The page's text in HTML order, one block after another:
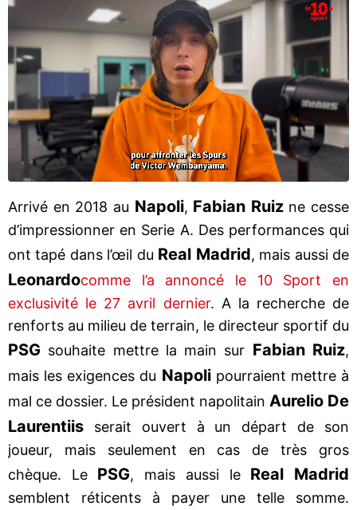
Arrivé en 2018 au Napoli, Fabian Ruizne cesse
d’impressionner en Serie A. Des performances qui
ont tapé dans l’œil du Real Madrid, mais aussi de
Leonardocomme l’a annoncé le 10 Sport en
exclusivité le 27 avril dernier. A la recherche de
renforts au milieu de terrain, le directeur sportif du
PSG souhaite mettre la main sur Fabian Ruiz,
mais les exigences du Napolipourraient mettre à
mal ce dossier. Le président napolitain Aurelio De
Laurentiis serait ouvert à un départ de son
joueur, mais seulement en cas de très gros
chèque. Le PSG, mais aussi le Real Madrid
semblent réticents à payer une telle somme.